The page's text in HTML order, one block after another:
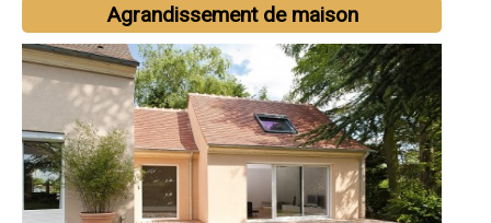
Agrandissement de maison